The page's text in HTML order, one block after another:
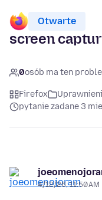
Otwarte
screen
0osób ma ten
Firefox
pytanie zadane 3
4/12/26, 11:50 AM